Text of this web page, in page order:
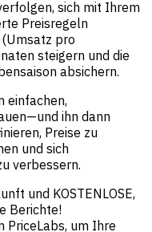
sich mit Ihrem
Preisregeln
(Umsatz pro
steigern und die
absichern.
einfachen,
ihn dann
Preise zu
und sich
verbessern.
und KOSTENLOSE,
Berichte!
PriceLabs, um Ihre